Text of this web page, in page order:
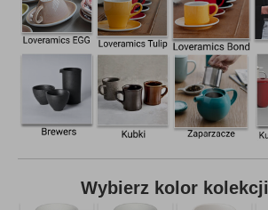
Wybierz kolor kolekcji